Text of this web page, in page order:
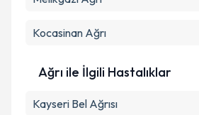
Kocasinan Ağrı
Ağrı ile İlgili Hastalıklar
Kayseri Bel Ağrısı